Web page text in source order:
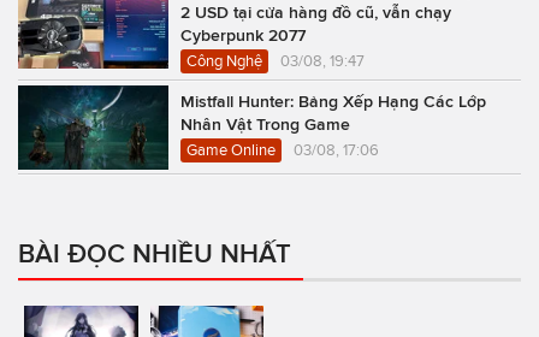
2 USD tại cửa hàng đồ cũ, vẫn chạy
Cyberpunk 2077
Công Nghệ 03/08, 19:47
Mistfall Hunter: Bảng Xếp Hạng Các Lớp
Nhân Vật Trong Game
Game Online 03/08, 17:06
BÀI ĐỌC NHIỀU NHẤT